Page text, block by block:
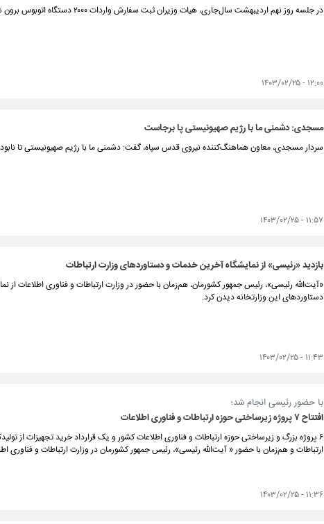
در جلسه روز نهم اردیبهشت سال‌جاری، هیات وزیران ثبت سفارش واردات ۲۰۰۰ دستگاه اتوبوس برون شهری با عمر کمتر از ۵ سال را تصویب کرد.
۱۲:۰۰ - ۱۴۰۳/۰۲/۲۵
مسجدی: دشمنی ما با رژیم صهیونیستی پا برجاست
سردار مسجدی، معاون هماهنگ‌کننده نیروی قدس سپاه، گفت: دشمنی ما با رژیم صهیونیستی تا
۱۱:۵۷ - ۱۴۰۳/۰۲/۲۵
بازدید «رئیسی» از نمایشگاه آخرین خدمات و دستاوردهای وزارت ارتباطات
«آیت‌الله رئیسی»، رئیس جمهور کشورمان، هم‌زمان با حضور در وزارت ارتباطات و فناوری اطلاعات از
دستاوردهای این وزارتخانه دیدن کرد.
۱۱:۴۳ - ۱۴۰۳/۰۲/۲۵
با حضور رئیسی انجام شد؛
افتتاح ۷ پروژه زیرساختی حوزه ارتباطات و فناوری اطلاعات
۶ پروژه بزرگ و زیرساختی حوزه ارتباطات و فناوری اطلاعات کشور و یک قرارداد خرید تجهیزات از
ارتباطات و هم‌زمان با حضور « آیت‌الله رئیسی»، رئیس جمهور کشورمان در وزارت ارتباطات و فناوری
۱۱:۳۶ - ۱۴۰۳/۰۲/۲۵